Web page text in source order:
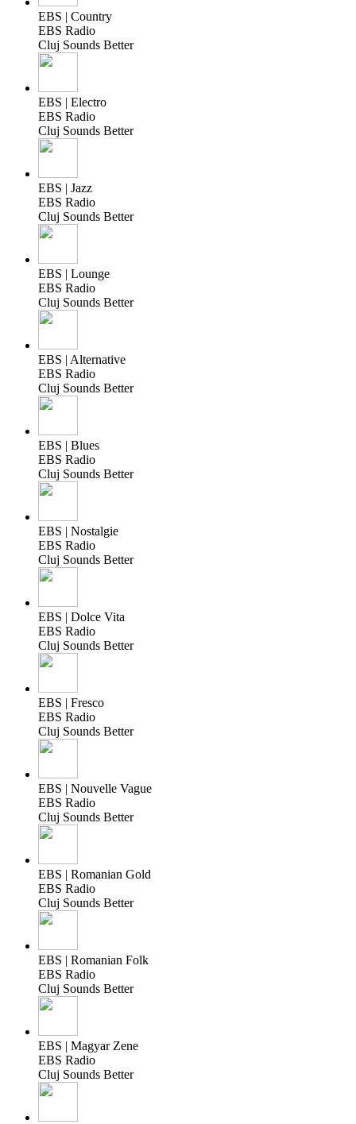
EBS | Country
EBS Radio
Cluj Sounds Better
EBS | Electro
EBS Radio
Cluj Sounds Better
EBS | Jazz
EBS Radio
Cluj Sounds Better
EBS | Lounge
EBS Radio
Cluj Sounds Better
EBS | Alternative
EBS Radio
Cluj Sounds Better
EBS | Blues
EBS Radio
Cluj Sounds Better
EBS | Nostalgie
EBS Radio
Cluj Sounds Better
EBS | Dolce Vita
EBS Radio
Cluj Sounds Better
EBS | Fresco
EBS Radio
Cluj Sounds Better
EBS | Nouvelle Vague
EBS Radio
Cluj Sounds Better
EBS | Romanian Gold
EBS Radio
Cluj Sounds Better
EBS | Romanian Folk
EBS Radio
Cluj Sounds Better
EBS | Magyar Zene
EBS Radio
Cluj Sounds Better